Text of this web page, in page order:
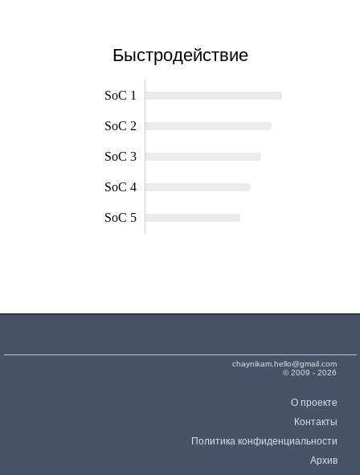
Быстродействие
SoC 1
SoC 2
SoC 3
SoC 4
SoC 5
chaynikam.hello@gmail.com
© 2009 - 2026
О проекте
Контакты
Политика конфиденциальности
Архив